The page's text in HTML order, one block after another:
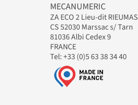
MECANUMERIC
ZA ECO 2 Lieu-dit RIEUMAS
CS 52030 Marssac s/ Tarn
81036 Albi Cedex 9
FRANCE
Tel: +33 (0)5 63 38 34 40